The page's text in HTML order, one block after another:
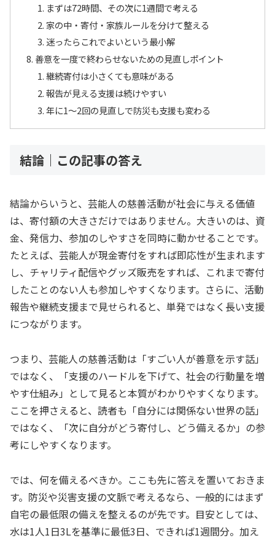
まずは72時間、その次に1週間で考える
家の中・寄付・家族ルールを分けて整える
迷ったらこれでよいという最小解
善意を一度で終わらせないための見直しポイント
継続寄付は小さくても意味がある
報告が見える支援は続けやすい
年に1〜2回の見直しで防災も支援も変わる
結論｜この記事の答え
結論からいうと、芸能人の慈善活動が社会に与える価値
は、寄付額の大きさだけではありません。大きいのは、資
金、発信力、参加のしやすさを同時に動かせることです。
たとえば、芸能人が現金寄付をすれば即応性が生まれます
し、チャリティ配信やグッズ販売をすれば、これまで寄付
したことのない人も参加しやすくなります。さらに、活動
報告や継続支援まで見せられると、単発ではなく長い支援
につながります。
つまり、芸能人の慈善活動は「すごい人が善意を示す話」
ではなく、「支援のハードルを下げて、社会の行動量を増
やす仕組み」として見ると本質がわかりやすくなります。
ここを押さえると、読者も「自分には関係ない世界の話」
ではなく、「次に自分がどう寄付し、どう備えるか」の参
考にしやすくなります。
では、何を備えるべきか。ここも先に答えを置いておきま
す。防災や災害支援の文脈で考えるなら、一般的にはまず
自宅の最低限の備えを整えるのが先です。目安としては、
水は1人1日3Lを基準に最低3日、できれば1週間分。加え